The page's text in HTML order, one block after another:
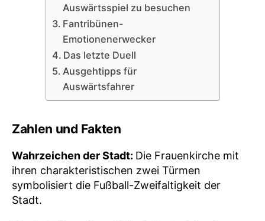
Auswärtsspiel zu besuchen
Fantribünen-
Emotionenerwecker
Das letzte Duell
Ausgehtipps für
Auswärtsfahrer
Zahlen und Fakten
Wahrzeichen der Stadt: Die Frauenkirche mit
ihren charakteristischen zwei Türmen
symbolisiert die Fußball-Zweifaltigkeit der
Stadt.